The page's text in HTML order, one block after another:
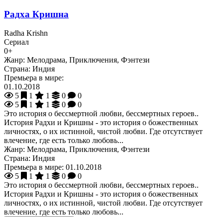
Радха Кришна
Radha Krishn
Сериал
0+
Жанр: Мелодрама, Приключения, Фэнтези
Страна: Индия
Премьера в мире:
01.10.2018
5
1 1 0
0
5
1 1 0
0
Это история о бессмертной любви, бессмертных героев..
История Радхи и Кришны - это история о божественных
личностях, о их истинной, чистой любви. Где отсутствует
влечение, где есть только любовь...
Жанр: Мелодрама, Приключения, Фэнтези
Страна: Индия
Премьера в мире: 01.10.2018
5
1 1 0
0
Это история о бессмертной любви, бессмертных героев..
История Радхи и Кришны - это история о божественных
личностях, о их истинной, чистой любви. Где отсутствует
влечение, где есть только любовь...